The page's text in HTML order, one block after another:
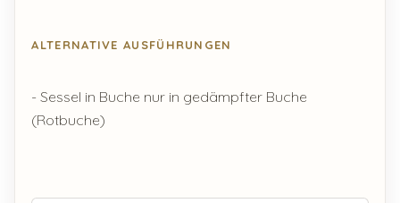
ALTERNATIVE AUSFÜHRUNGEN
- Sessel in Buche nur in gedämpfter Buche
(Rotbuche)